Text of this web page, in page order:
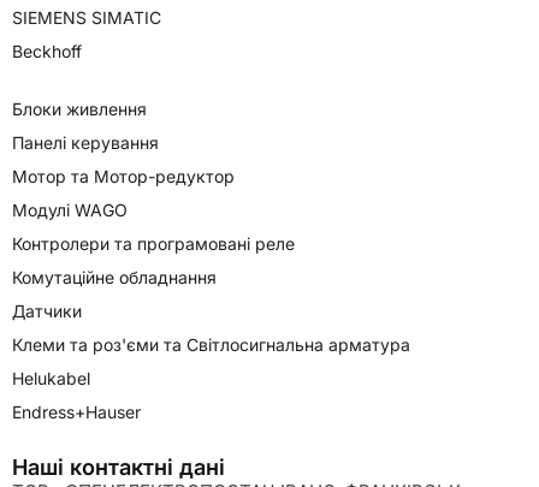
SIEMENS SIMATIC
Beckhoff
Блоки живлення
Панелі керування
Мотор та Мотор-редуктор
Модулі WAGO
Контролери та програмовані реле
Комутаційне обладнання
Датчики
Клеми та роз'єми та Світлосигнальна арматура
Helukabel
Endress+Hauser
Наші контактні дані